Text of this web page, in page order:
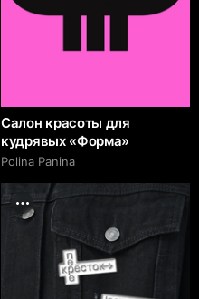
Салон красоты для
кудрявых «Форма»
Polina Panina